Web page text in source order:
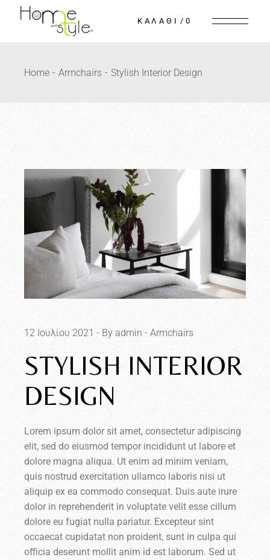
0
Home Armchairs Stylish Interior Design
12 Ιουλίου 2021 By admin Armchairs
STYLISH INTERIOR
DESIGN
Lorem ipsum dolor sit amet, consectetur adipiscing
elit, sed do eiusmod tempor incididunt ut labore et
dolore magna aliqua. Ut enim ad minim veniam,
quis nostrud exercitation ullamco laboris nisi ut
aliquip ex ea commodo consequat. Duis aute irure
dolor in reprehenderit in voluptate velit esse cillum
dolore eu fugiat nulla pariatur. Excepteur sint
occaecat cupidatat non proident, sunt in culpa qui
officia deserunt mollit anim id est laborum. Sed ut